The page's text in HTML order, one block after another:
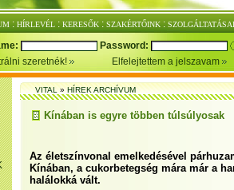
: HÍRLEVÉL : KERESŐK : SZAKÉRTŐINK :
Password:
szeretnék!
Elfelejtettem a jelszavam
VITAL»HÍREK ARCHÍVUM
Kínában is egyre többen túlsúlyosak
Az életszínvonal emelkedésével
Kínában, a cukorbetegség mára már a
halálokká vált.